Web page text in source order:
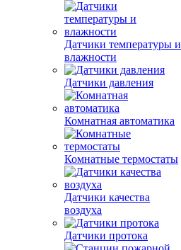
Датчики температуры и
влажности
Датчики давления
Комнатная автоматика
Комнатные термостаты
Датчики качества
воздуха
Датчики протока